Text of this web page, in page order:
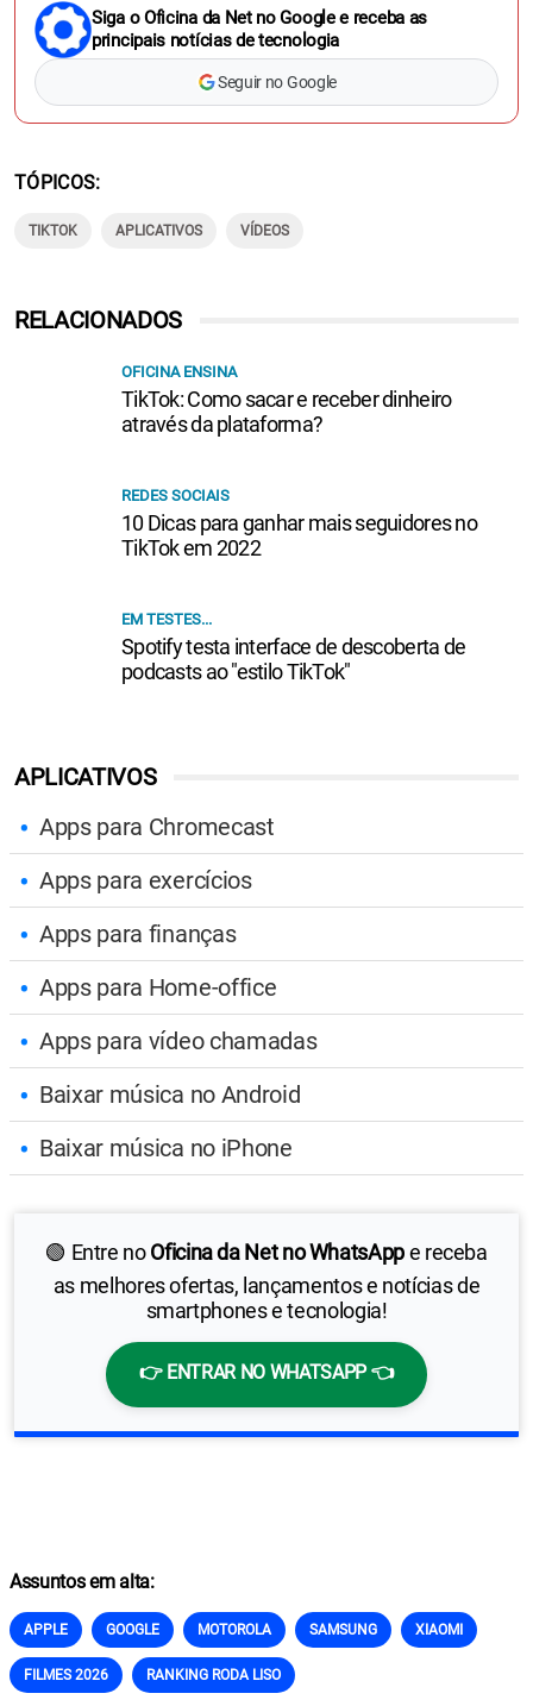
Siga o Oficina da Net no Google e receba as
principais notícias de tecnologia
Seguir no Google
TÓPICOS
TIKTOK APLICATIVOS VÍDEOS
APLICATIVOS
Apps para Chromecast
Apps para exercícios
Apps para finanças
Apps para Home-office
Apps para vídeo chamadas
Baixar música no Android
Baixar música no iPhone
🟢 Entre noOficina da Net no WhatsAppe receba
as melhores ofertas, lançamentos e notícias de
smartphones e tecnologia!
👉 ENTRAR NO WHATSAPP 👈
RELACIONADOS
OFICINA ENSINA
TikTok: Como sacar e receber dinheiro
através da plataforma?
REDES SOCIAIS
10 Dicas para ganhar mais seguidores no
TikTok em 2022
EM TESTES...
Spotify testa interface de descoberta de
podcasts ao "estilo TikTok"
Assuntos em alta:
APPLE GOOGLE MOTOROLA SAMSUNG XIAOMI
FILMES 2026 RANKING RODA LISO